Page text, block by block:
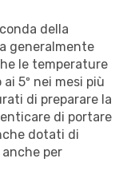
della
generalmente
le temperature
5º nei mesi più
di preparare la
di portare
dotati di
per